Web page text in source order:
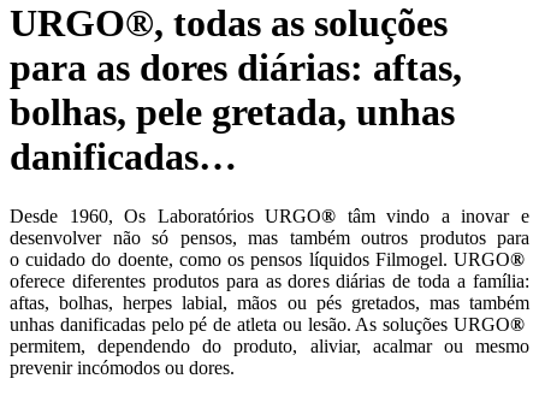
URGO®, todas as soluções
para as dores diárias: aftas,
bolhas, pele gretada, unhas
danificadas…
Desde 1960, Os Laboratórios URGO® tâm vindo a inovar e
desenvolver não só pensos, mas também outros produtos para
o cuidado do doente, como os pensos líquidos Filmogel. URGO®
oferece diferentes produtos para as dores diárias de toda a família:
aftas, bolhas, herpes labial, mãos ou pés gretados, mas também
unhas danificadas pelo pé de atleta ou lesão. As soluções URGO®
permitem, dependendo do produto, aliviar, acalmar ou mesmo
prevenir incómodos ou dores.